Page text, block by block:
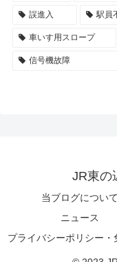
誤進入 駅員
車いす用スロープ
信号機故障
JR東の
当ブログについて
ニュース
プライバシーポリシー・